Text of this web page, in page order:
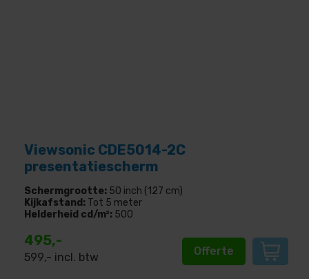
Viewsonic CDE5014-2C
presentatiescherm
Schermgrootte: 50 inch (127 cm)
Kijkafstand: Tot 5 meter
Helderheid cd/m²: 500
495,-
599,- incl. btw Offerte